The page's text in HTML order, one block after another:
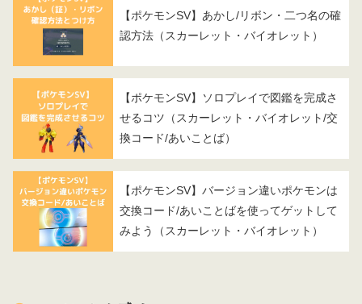
【ポケモンSV】あかし/リボン・二つ名の確
認方法（スカーレット・バイオレット）
【ポケモンSV】ソロプレイで図鑑を完成さ
せるコツ（スカーレット・バイオレット/交
換コード/あいことば）
【ポケモンSV】バージョン違いポケモンは
交換コード/あいことばを使ってゲットして
みよう（スカーレット・バイオレット）